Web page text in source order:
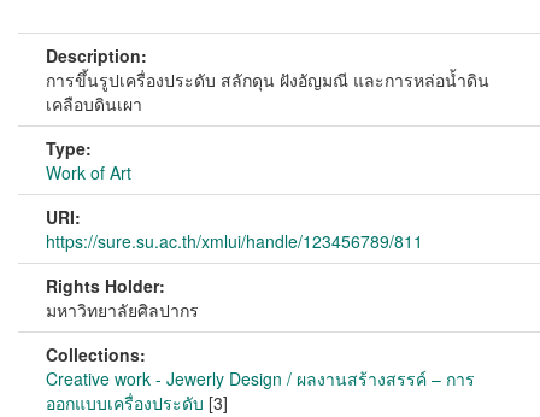
Description:
การขึ้นรูปเครื่องประดับ สลักดุน ฝังอัญมณี และการหล่อน้ำดิน
เคลือบดินเผา
Type:
Work of Art
URI:
https://sure.su.ac.th/xmlui/handle/123456789/811
Rights Holder:
มหาวิทยาลัยศิลปากร
Collections:
Creative work - Jewerly Design / ผลงานสร้างสรรค์ – การ
ออกแบบเครื่องประดับ [3]